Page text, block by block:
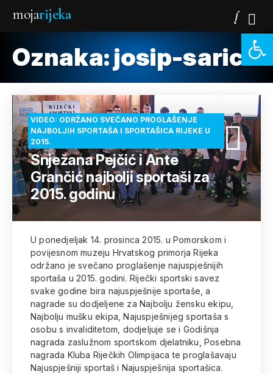
mojarijeka
Oznaka:josip-saric
VIDEO: ODRŽANO SVEČANO PROGLAŠENJE
NAJBOLJIH SPORTAŠA I SPORTAŠICA RIJEKE U
2015.
Snježana Pejčić i Ante
Grančić najbolji sportaši za
2015. godinu
U ponedjeljak 14. prosinca 2015. u Pomorskom i
povijesnom muzeju Hrvatskog primorja Rijeka
održano je svečano proglašenje najuspješnijih
sportaša u 2015. godini. Riječki sportski savez
svake godine bira najuspješnije sportaše, a
nagrade su dodjeljene za Najbolju žensku ekipu,
Najbolju mušku ekipa, Najuspješnijeg sportaša s
osobu s invaliditetom, dodjeljuje se i Godišnja
nagrada zaslužnom sportskom djelatniku, Posebna
nagrada Kluba Riječkih Olimpijaca te proglašavaju
Najuspješniji sportaš i Najuspješnija sportašica.